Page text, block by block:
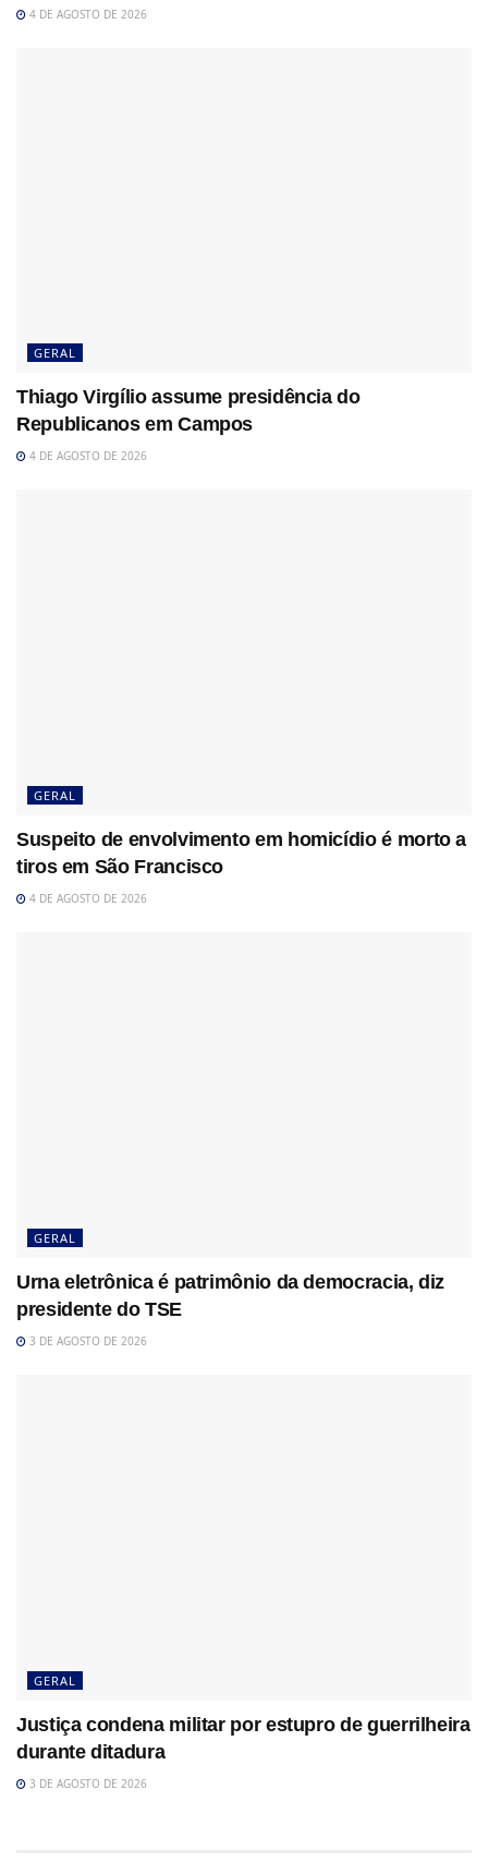
4 DE AGOSTO DE 2026
GERAL
Thiago Virgílio assume presidência do
Republicanos em Campos
4 DE AGOSTO DE 2026
GERAL
Suspeito de envolvimento em homicídio é morto a
tiros em São Francisco
4 DE AGOSTO DE 2026
GERAL
Urna eletrônica é patrimônio da democracia, diz
presidente do TSE
3 DE AGOSTO DE 2026
GERAL
Justiça condena militar por estupro de guerrilheira
durante ditadura
3 DE AGOSTO DE 2026